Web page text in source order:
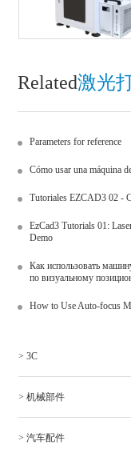
Related激光
Parameters for reference
Cómo usar una máquina
Tutoriales EZCAD3 02 -
EzCad3 Tutorials 01:
Demo
Как использовать
по визуальному
How to Use Auto-focus
> 3C
> 机械部件
> 汽车配件